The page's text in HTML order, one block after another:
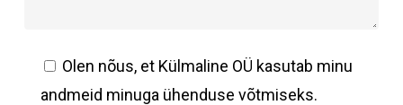
Olen nõus, et Külmaline OÜ kasutab minu
andmeid minuga ühenduse võtmiseks.